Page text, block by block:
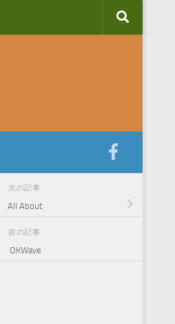
次の記事
All About
前の記事
OKWave